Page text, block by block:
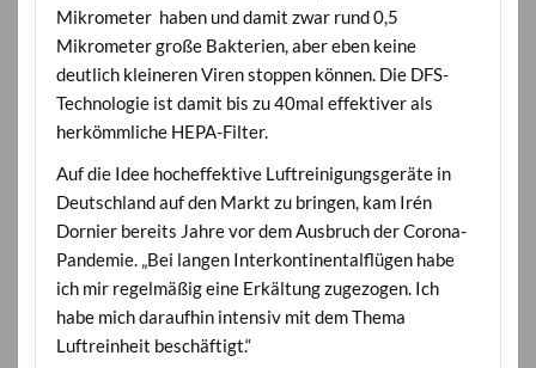
Mikrometer haben und damit zwar rund 0,5
Mikrometer große Bakterien, aber eben keine
deutlich kleineren Viren stoppen können. Die DFS-
Technologie ist damit bis zu 40mal effektiver als
herkömmliche HEPA-Filter.
Auf die Idee hocheffektive Luftreinigungsgeräte in
Deutschland auf den Markt zu bringen, kam Irén
Dornier bereits Jahre vor dem Ausbruch der Corona-
Pandemie. „Bei langen Interkontinentalflügen habe
ich mir regelmäßig eine Erkältung zugezogen. Ich
habe mich daraufhin intensiv mit dem Thema
Luftreinheit beschäftigt.“